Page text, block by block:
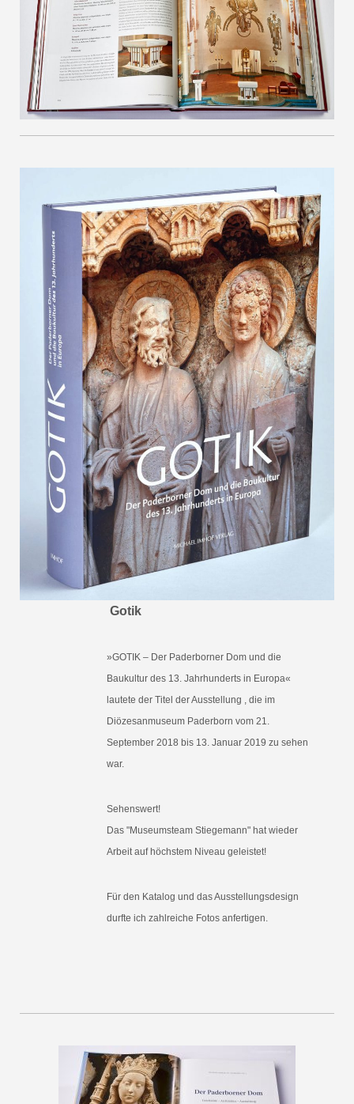
Gotik
»GOTIK – Der Paderborner Dom und die
Baukultur des 13. Jahrhunderts in Europa«
lautete der Titel der Ausstellung , die im
Diözesanmuseum Paderborn vom 21.
September 2018 bis 13. Januar 2019 zu sehen
war.
Sehenswert!
Das "Museumsteam Stiegemann" hat wieder
Arbeit auf höchstem Niveau geleistet!
Für den Katalog und das Ausstellungsdesign
durfte ich zahlreiche Fotos anfertigen.